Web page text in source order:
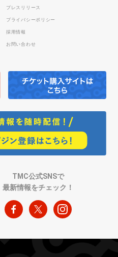
プレスリリース
プライバシーポリシー
採用情報
お問い合わせ
TMC公式SNSで
最新情報をチェック！